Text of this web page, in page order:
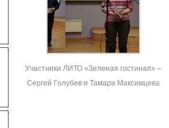
Участники ЛИТО «Зеленая гостиная» –
Сергей Голубев и Тамара Максимцева